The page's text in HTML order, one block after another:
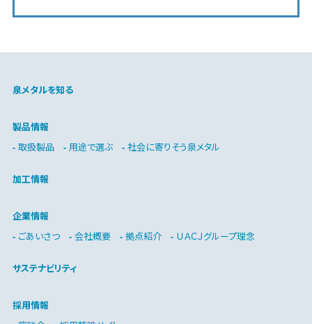
泉メタルを知る
製品情報
取扱製品
用途で選ぶ 社会に寄りそう泉メタル
加工情報
企業情報
ごあいさつ
会社概要 拠点紹介 ＵＡＣＪグループ理念
サステナビリティ
採用情報